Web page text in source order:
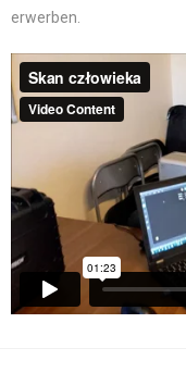
erwerben.